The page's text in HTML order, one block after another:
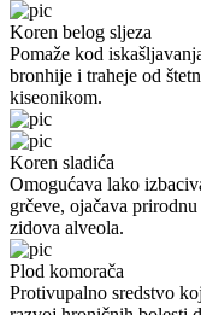
Koren belog sljeza
Pomaže kod
bronhije i traheje od
kiseonikom.
Koren sladića
Omogućava lako
grčeve, ojačava
zidova alveola.
Plod komorača
Protivupalno sredstvo